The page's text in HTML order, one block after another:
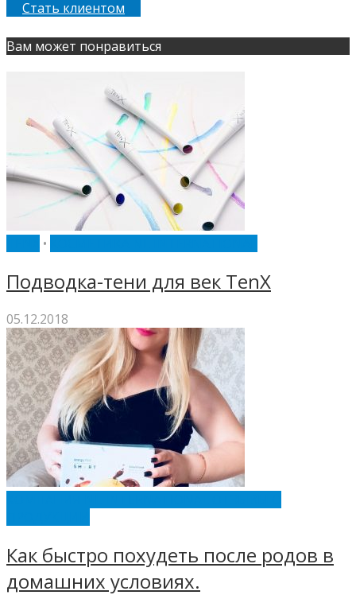
Стать клиентом
Вам может понравиться
•
Подводка-тени для век TenX
05.12.2018
Как быстро похудеть после родов в
домашних условиях.